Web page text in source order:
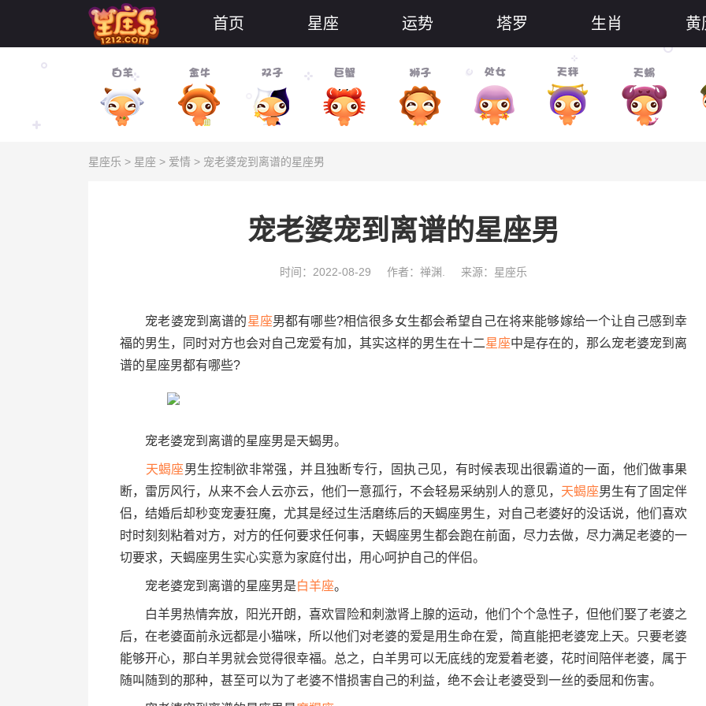
首页 星座 运势 塔罗 生肖 黄
星座乐 > 星座 > 爱情 > 宠老婆宠到离谱的星座男
宠老婆宠到离谱的星座男
时间：2022-08-29 作者：禅渊. 来源：星座乐
宠老婆宠到离谱的星座男都有哪些?相信很多女生都会希望自己在将来能够嫁给一个让自己感到幸
福的男生，同时对方也会对自己宠爱有加，其实这样的男生在十二星座中是存在的，那么宠老婆宠到离
谱的星座男都有哪些?
宠老婆宠到离谱的星座男是天蝎男。
天蝎座男生控制欲非常强，并且独断专行，固执己见，有时候表现出很霸道的一面，他们做事果
断，雷厉风行，从来不会人云亦云，他们一意孤行，不会轻易采纳别人的意见， 天蝎座男生有了固定伴
侣，结婚后却秒变宠妻狂魔，尤其是经过生活磨练后的天蝎座男生，对自己老婆好的没话说，他们喜欢
时时刻刻粘着对方，对方的任何要求任何事，天蝎座男生都会跑在前面，尽力去做，尽力满足老婆的一
切要求，天蝎座男生实心实意为家庭付出，用心呵护自己的伴侣。
宠老婆宠到离谱的星座男是白羊座。
白羊男热情奔放，阳光开朗，喜欢冒险和刺激肾上腺的运动，他们个个急性子，但他们娶了老婆之
后，在老婆面前永远都是小猫咪，所以他们对老婆的爱是用生命在爱，简直能把老婆宠上天。只要老婆
能够开心，那白羊男就会觉得很幸福。总之，白羊男可以无底线的宠爱着老婆，花时间陪伴老婆，属于
随叫随到的那种，甚至可以为了老婆不惜损害自己的利益，绝不会让老婆受到一丝的委屈和伤害。